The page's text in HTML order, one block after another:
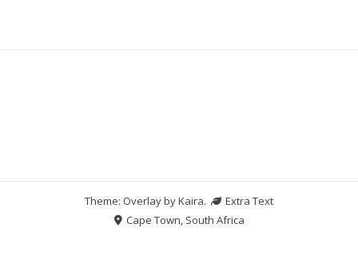
Theme: Overlay byKaira.
Extra Text
Cape Town, South Africa